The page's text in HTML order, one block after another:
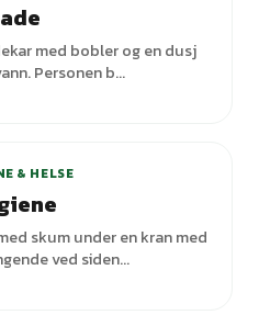
med bobler og en dusj
Personen b...
& HELSE
skum under en kran med
ved siden...